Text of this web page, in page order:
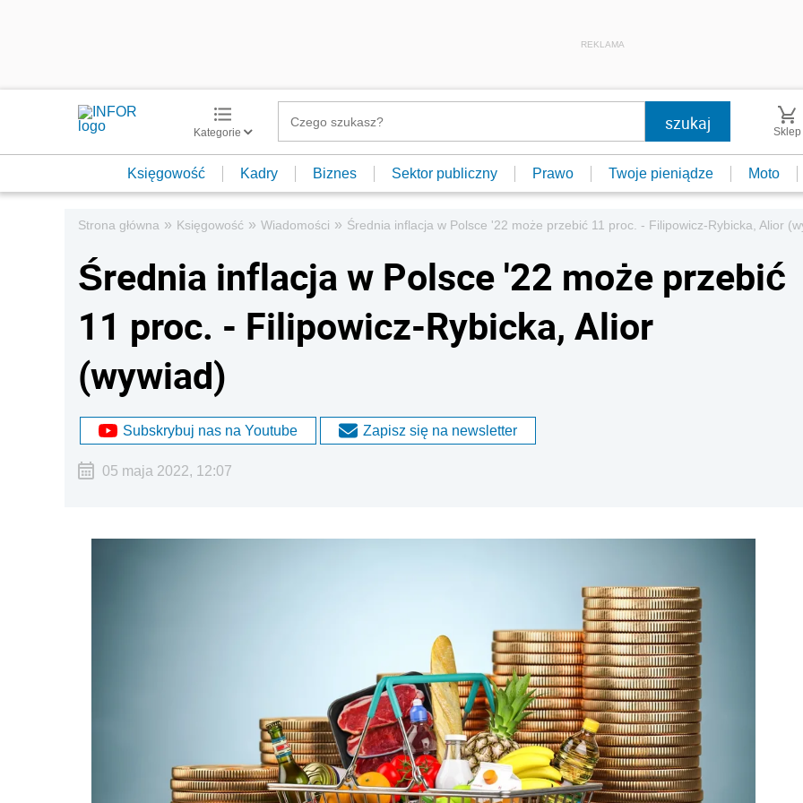
REKLAMA
Kategorie Sklep
Księgowość Kadry Biznes Sektor publiczny Prawo Twoje pieniądze Moto
Strona główna » Księgowość » Wiadomości » Średnia inflacja w Polsce '22 może przebić 11 proc. - Filipowicz-Rybicka, Alior
Średnia inflacja w Polsce '22 może przebić
11 proc. - Filipowicz-Rybicka, Alior
(wywiad)
Subskrybuj nas na Youtube Zapisz się na newsletter
05 maja 2022, 12:07